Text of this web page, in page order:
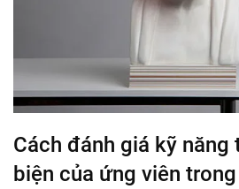
Cách đánh giá kỹ năng
biện của ứng viên